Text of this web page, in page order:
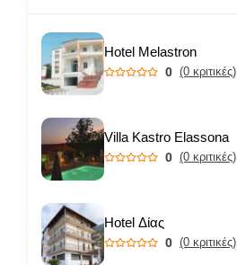
Hotel Melastron
0 (0 κριτικές)
Villa Kastro Elassona
0 (0 κριτικές)
Hotel Δίας
0 (0 κριτικές)